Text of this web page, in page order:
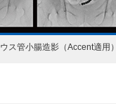
ス管小腸造影（Accent適用